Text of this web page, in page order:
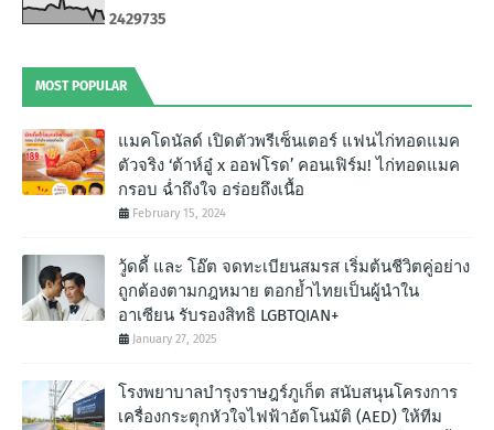
2429735
MOST POPULAR
แมคโดนัลด์ เปิดตัวพรีเซ็นเตอร์ แฟนไก่ทอดแมค
ตัวจริง ‘ต้าห์อู๋ x ออฟโรด’ คอนเฟิร์ม! ไก่ทอดแมค
กรอบ ฉํ่าถึงใจ อร่อยถึงเนื้อ
February 15, 2024
วู้ดดี้ และ โอ๊ต จดทะเบียนสมรส เริ่มต้นชีวิตคู่อย่าง
ถูกต้องตามกฎหมาย ตอกย้ำไทยเป็นผู้นำใน
อาเซียน รับรองสิทธิ LGBTQIAN+
January 27, 2025
โรงพยาบาลบำรุงราษฎร์ภูเก็ต สนับสนุนโครงการ
เครื่องกระตุกหัวใจไฟฟ้าอัตโนมัติ (AED) ให้ทีม